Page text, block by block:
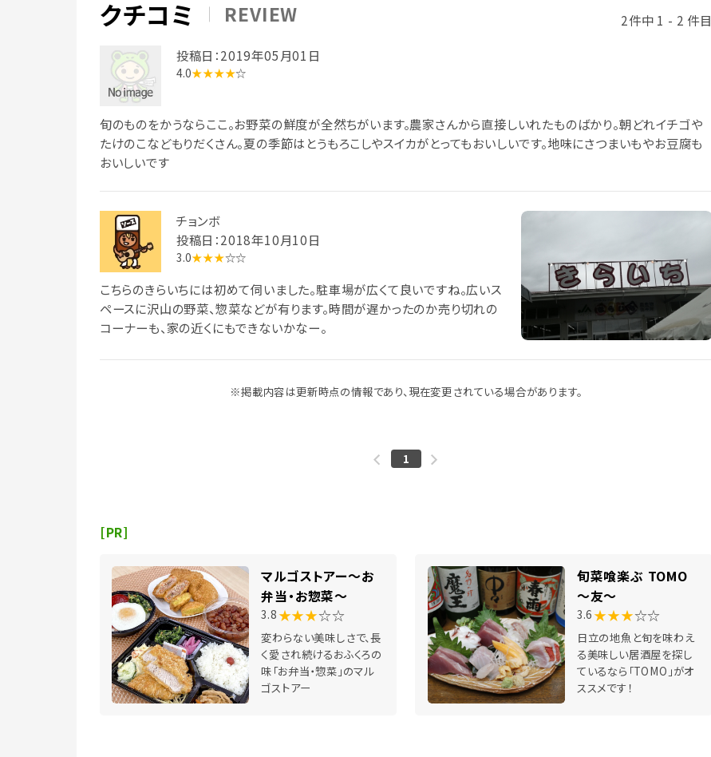
クチコミ REVIEW
2件中 1 - 2 件目
投稿日：2019年05月01日
4.0★★★★☆
旬のものをかうならここ。お野菜の鮮度が全然ちがいます。農家さんから直接しいれたものばかり。朝どれイチゴや
たけのこなどもりだくさん。夏の季節はとうもろこしやスイカがとってもおいしいです。地味にさつまいもやお豆腐も
おいしいです
チョンボ
投稿日：2018年10月10日
3.0★★★☆☆
こちらのきらいちには初めて伺いました。駐車場が広くて良いですね。広いス
ペースに沢山の野菜、惣菜などが有ります。時間が遅かったのか売り切れの
コーナーも、家の近くにもできないかなー。
※掲載内容は更新時点の情報であり、現在変更されている場合があります。
1
[PR]
マルゴストアー～お
弁当・お惣菜～
3.8 ★★★☆☆
変わらない美味しさで、長
く愛され続けるおふくろの
味「お弁当・惣菜」のマル
ゴストアー
旬菜喰楽ぶ TOMO
～友～
3.6 ★★★☆☆
日立の地魚と旬を味わえ
る美味しい居酒屋を探し
ているなら「TOMO」がオ
ススメです！